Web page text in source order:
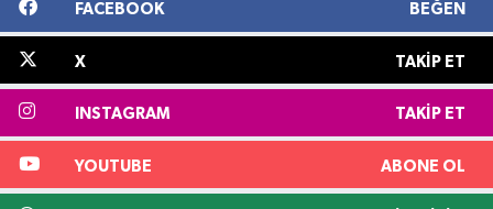
FACEBOOK BEĞEN
X TAKIP ET
INSTAGRAM TAKIP ET
YOUTUBE ABONE OL